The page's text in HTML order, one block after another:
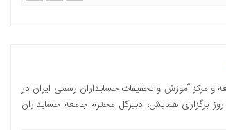
و مرکز آموزش و تحقیقات حسابداران رسمی ایران در
برگزاری همایش، دبیرکل محترم جامعه حسابداران